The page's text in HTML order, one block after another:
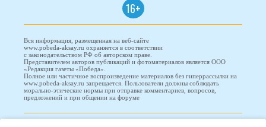
16+
Вся информация, размещенная на веб-сайте
www.pobeda-aksay.ru охраняется в соответствии
с законодательством РФ об авторском праве.
Представителем авторов публикаций и фотоматериалов является ООО
«Редакция газеты «Победа».
Полное или частичное воспроизведение материалов без гиперрассылки на
www.pobeda-aksay.ru запрещается. Пользователи должны соблюдать
морально-этические нормы при отправке комментариев, вопросов,
предложений и при общении на форуме